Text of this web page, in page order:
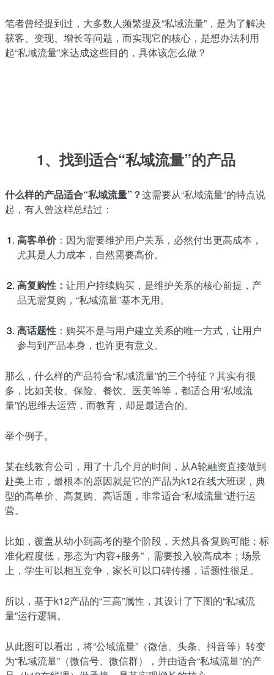
笔者曾经提到过，大多数人频繁提及“私域流量”，是为了解决
获客、变现、增长等问题，而实现它的核心，是想办法利用
起“私域流量”来达成这些目的，具体该怎么做？
1、找到适合“私域流量”的产品
什么样的产品适合“私域流量”？这需要从“私域流量”的特点说
起，有人曾这样总结过：
高客单价：因为需要维护用户关系，必然付出更高成本，
尤其是人力成本，自然需要高价。
高复购性： 让用户持续购买，是维护关系的核心前提，产
品无需复购，“私域流量”基本无用。
高话题性 ：购买不是与用户建立关系的唯一方式，让用户
参与到产品本身，也许更有意义。
那么，什么样的产品符合“私域流量”的三个特征？其实有很
多，比如美妆、保险、餐饮、医美等等，都适合用“私域流
量”的思维去运营，而教育，却是最适合的。
举个例子。
某在线教育公司，用了十几个月的时间，从A轮融资直接做到
赴美上市，最根本的原因就是它的产品为k12在线大班课，典
型的高单价、高复购、高话题，非常适合“私域流量”进行运
营。
比如，覆盖从幼小到高考的整个阶段，天然具备复购可能；标
准化程度低，形态为“内容+服务”，需要投入较高成本；场景
上，学生可以相互竞争，家长可以口碑传播，话题性很足。
所以，基于k12产品的“三高”属性，其设计了下图的“私域流
量”运行逻辑。
从此图可以看出，将“公域流量”（微信、头条、抖音等）转变
为“私域流量”（微信号、微信群），并由适合“私域流量”的产